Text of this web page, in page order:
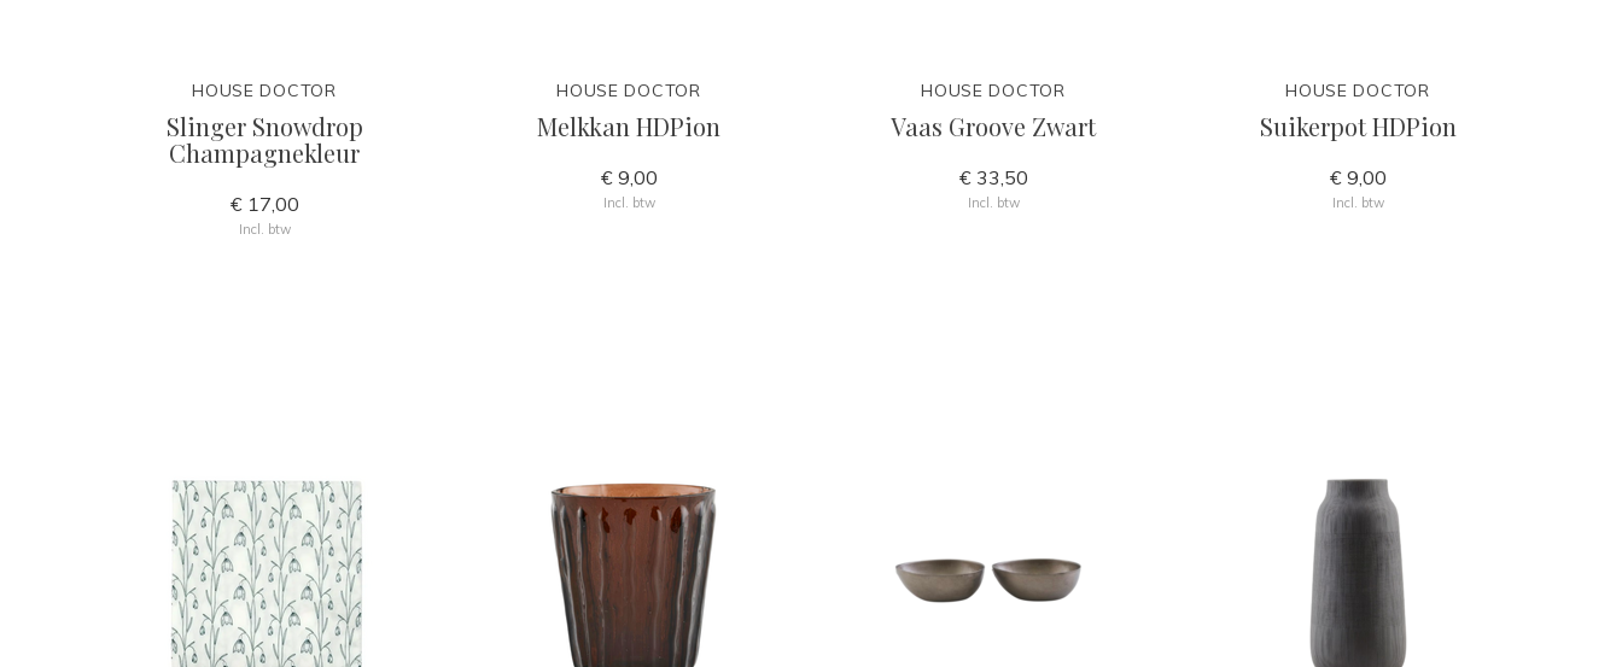
HOUSE DOCTOR
Slinger Snowdrop
Champagnekleur
€ 17,00
Incl. btw
HOUSE DOCTOR
Melkkan HDPion
€ 9,00
Incl. btw
HOUSE DOCTOR
Vaas Groove Zwart
€ 33,50
Incl. btw
HOUSE DOCTOR
Suikerpot HDPion
€ 9,00
Incl. btw